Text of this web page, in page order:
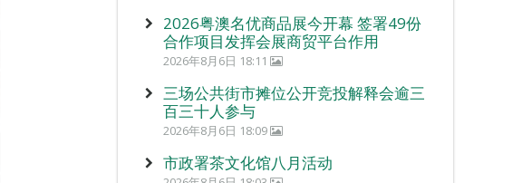
2026粤澳名优商品展今开幕 签署49份
合作项目发挥会展商贸平台作用
2026年8月6日 18:11
三场公共街市摊位公开竞投解释会逾三
百三十人参与
2026年8月6日 18:09
市政署茶文化馆八月活动